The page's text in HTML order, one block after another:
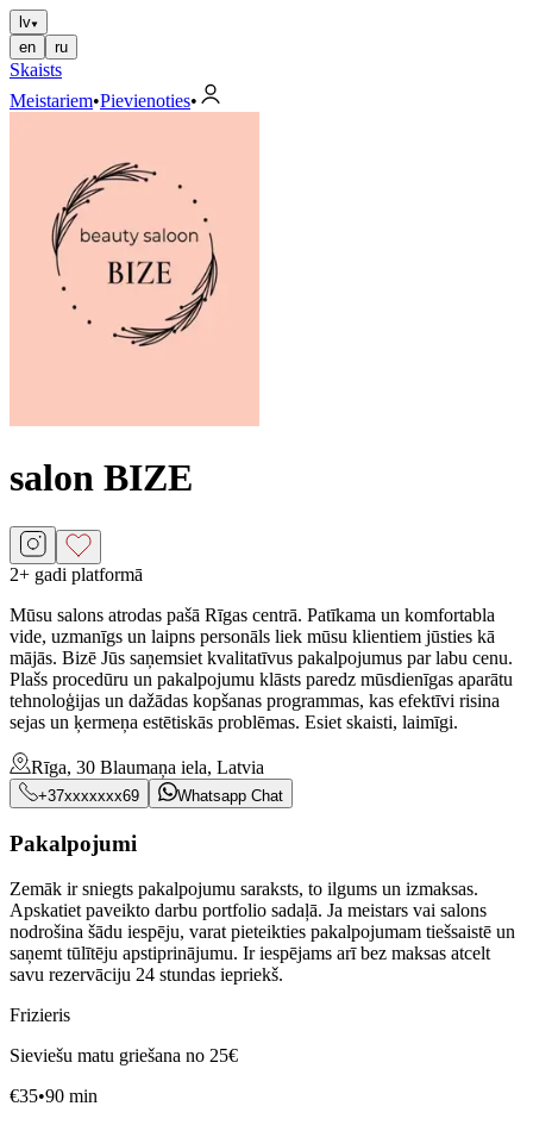
lv
en
ru
Skaists
Meistariem•Pievienoties•
salon BIZE
2+ gadi platformā
Mūsu salons atrodas pašā Rīgas centrā. Patīkama un komfortabla
vide, uzmanīgs un laipns personāls liek mūsu klientiem jūsties kā
mājās. Bizē Jūs saņemsiet kvalitatīvus pakalpojumus par labu cenu.
Plašs procedūru un pakalpojumu klāsts paredz mūsdienīgas aparātu
tehnoloģijas un dažādas kopšanas programmas, kas efektīvi risina
sejas un ķermeņa estētiskās problēmas. Esiet skaisti, laimīgi.
Rīga, 30 Blaumaņa iela, Latvia
+37xxxxxxx69 Whatsapp Chat
Pakalpojumi
Zemāk ir sniegts pakalpojumu saraksts, to ilgums un izmaksas.
Apskatiet paveikto darbu portfolio sadaļā. Ja meistars vai salons
nodrošina šādu iespēju, varat pieteikties pakalpojumam tiešsaistē un
saņemt tūlītēju apstiprinājumu. Ir iespējams arī bez maksas atcelt
savu rezervāciju 24 stundas iepriekš.
Frizieris
Sieviešu matu griešana no 25€
€35•90 min